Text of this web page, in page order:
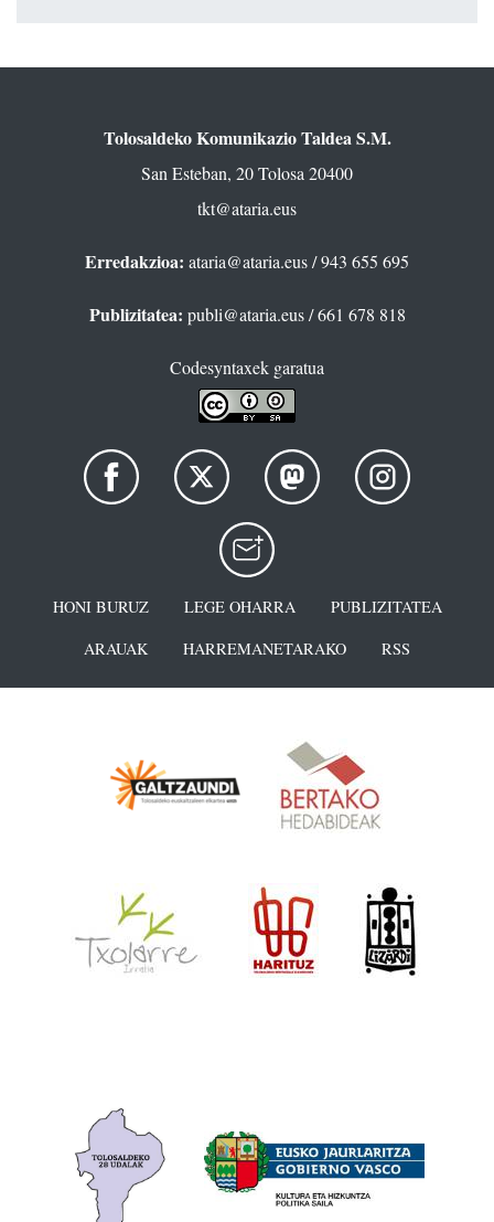
Tolosaldeko Komunikazio Taldea S.M.
San Esteban, 20 Tolosa 20400
tkt@ataria.eus
Erredakzioa: ataria@ataria.eus/ 943 655 695
Publizitatea: publi@ataria.eus/ 661 678 818
Codesyntaxek garatua
HONI BURUZ LEGE OHARRA
PUBLIZITATEA
ARAUAK
HARREMANETARAKO RSS